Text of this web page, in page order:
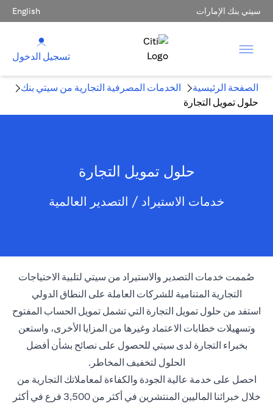
سيتي بنك الإمارات English
تسجيل الدخول
الصفحة الرئيسية
الخدمات المصرفية التجارية من سيتي بنك
حلول تمويل التجارة
حلول تمويل التجارة
خدمات الاستيراد / التصدير العالمية
صُممت خدمات التصدير والاستيراد من سيتي لتلبية الاحتياجات
التجارية المتنامية للشركات العاملة على النطاق الدولي
استفد من حلول تمويل التجارة التي تشمل تمويل الحساب المفتوح
وتسهيلات خطابات الاعتماد وغيرها من المزايا الأخرى، واستعن
بخبراء التجارة لدى سيتي للحصول على نصائح بشأن أفضل
الحلول لتخفيف المخاطر.
احصل على خدمة عالية الجودة والكفاءة لمعاملاتك التجارية من
خلال خبرائنا الماليين المنتشرين في أكثر من 3,500 فرع في أكثر